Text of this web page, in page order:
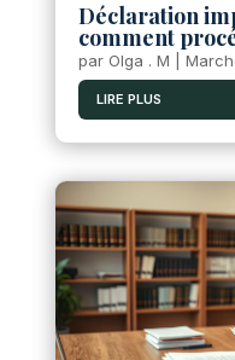
Déclaration
comment
par Olga . M
LIRE PLUS